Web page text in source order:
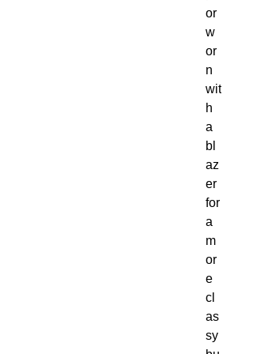
or
w
or
n
wit
h
a
bl
az
er
for
a
m
or
e
cl
as
sy